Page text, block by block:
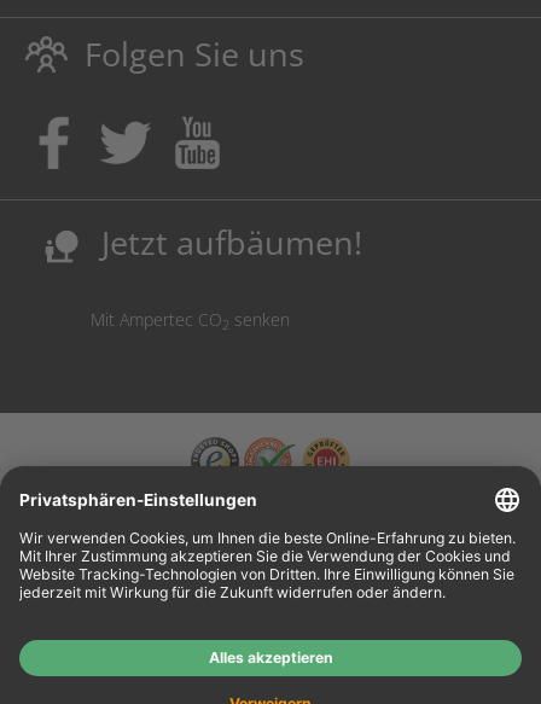
LebenslangeHausmarke Garantieauf Toner und Tinte
schützt auch Ihren Drucker.
Umweltfreundlich dadurch Abfallvermeidung.
Kaufen Sie Tinte & Toner ruhig da, wo Ihre Kinder einen
Ausbildungsplatz bekommen!
Kosten senken, Ressourcen schonen.
Folgen Sie uns
nature_people Jetzt aufbäumen!
Mit Ampertec CO2 senken